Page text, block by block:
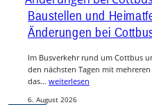
Baustellen und
Änderungen bei
Im Busverkehr rund um Cottbus
den nächsten Tagen mit
das… weiterlesen
6. August 2026